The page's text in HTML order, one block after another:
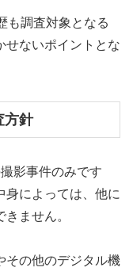
も調査対象となる
せないポイントとな
方針
影事件のみです
身によっては、他に
ません。
その他のデジタル機